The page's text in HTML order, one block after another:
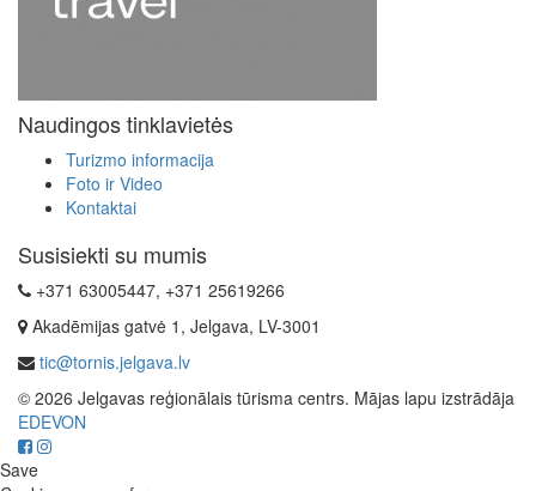
Naudingos tinklavietės
Turizmo informacija
Foto ir Video
Kontaktai
Susisiekti su mumis
+371 63005447, +371 25619266
Akadēmijas gatvė 1, Jelgava, LV-3001
tic@tornis.jelgava.lv
© 2026 Jelgavas reģionālais tūrisma centrs. Mājas lapu izstrādāja
EDEVON
Save